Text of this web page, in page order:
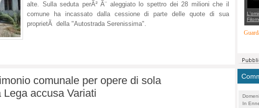
alte. Sulla seduta perÃ² Ã¨ aleggiato lo spettro dei 28 milioni che il
comune ha incassato dalla cessione di parte delle quote di sua
proprietÃ della "Autostrada Serenissima".
comunale per opere di sola
accusa Variati
In